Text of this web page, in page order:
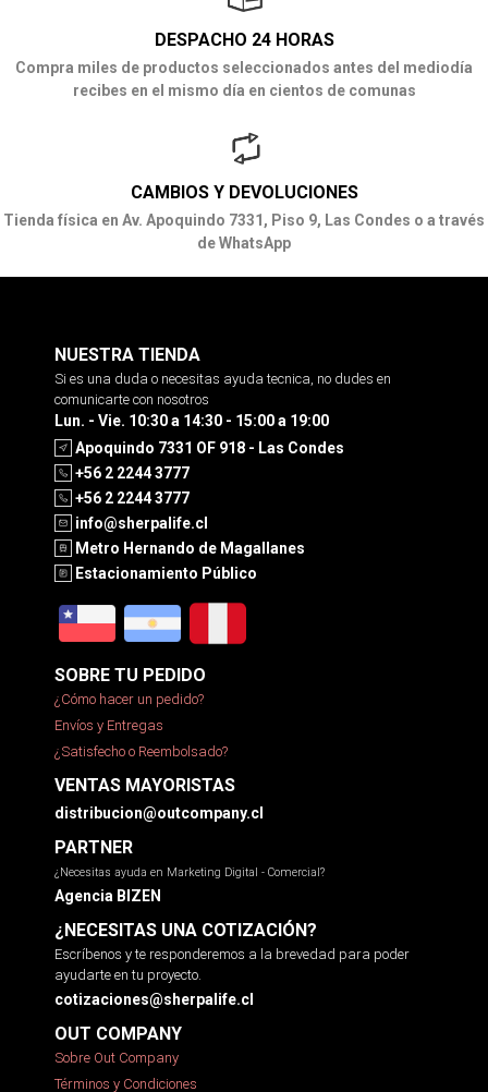
DESPACHO 24 HORAS
Compra miles de productos seleccionados antes del mediodía
recibes en el mismo día en cientos de comunas
CAMBIOS Y DEVOLUCIONES
Tienda física en Av. Apoquindo 7331, Piso 9, Las Condes o a través
de WhatsApp
NUESTRA TIENDA
Si es una duda o necesitas ayuda tecnica, no dudes en
comunicarte con nosotros
Lun. - Vie. 10:30 a 14:30 - 15:00 a 19:00
Apoquindo 7331 OF 918 - Las Condes
+56 2 2244 3777
+56 2 2244 3777
info@sherpalife.cl
Metro Hernando de Magallanes
Estacionamiento Público
SOBRE TU PEDIDO
¿Cómo hacer un pedido?
Envíos y Entregas
¿Satisfecho o Reembolsado?
VENTAS MAYORISTAS
distribucion@outcompany.cl
PARTNER
¿Necesitas ayuda en Marketing Digital - Comercial?
Agencia BIZEN
¿NECESITAS UNA COTIZACIÓN?
Escríbenos y te responderemos a la brevedad para poder
ayudarte en tu proyecto.
cotizaciones@sherpalife.cl
OUT COMPANY
Sobre Out Company
Términos y Condiciones